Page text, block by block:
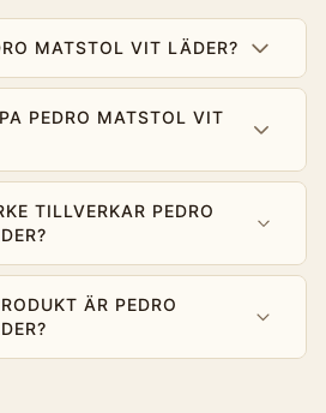
MATSTOL VIT LÄDER?
PEDRO MATSTOL VIT
TILLVERKAR PEDRO
ÄR PEDRO